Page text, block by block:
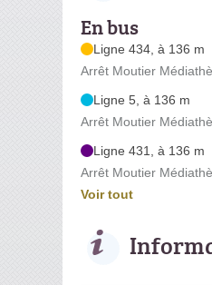
En bus
Ligne 434, à 136 m
Arrêt Moutier
Ligne 5, à 136 m
Arrêt Moutier
Ligne 431, à 136 m
Arrêt Moutier
Voir tout